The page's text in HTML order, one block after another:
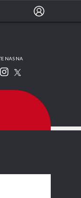
NAS NA